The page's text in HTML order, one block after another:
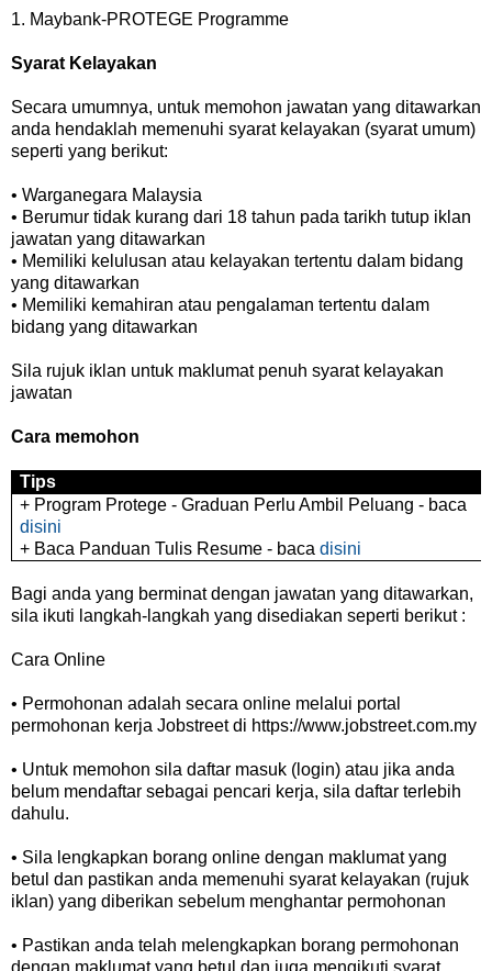
1. Maybank-PROTEGE Programme
Syarat Kelayakan
Secara umumnya, untuk memohon jawatan yang ditawarkan
anda hendaklah memenuhi syarat kelayakan (syarat umum)
seperti yang berikut:
• Warganegara Malaysia
• Berumur tidak kurang dari 18 tahun pada tarikh tutup iklan
jawatan yang ditawarkan
• Memiliki kelulusan atau kelayakan tertentu dalam bidang
yang ditawarkan
• Memiliki kemahiran atau pengalaman tertentu dalam
bidang yang ditawarkan
Sila rujuk iklan untuk maklumat penuh syarat kelayakan
jawatan
Cara memohon
Tips
+ Program Protege - Graduan Perlu Ambil Peluang - baca
disini
+ Baca Panduan Tulis Resume - bacadisini
Bagi anda yang berminat dengan jawatan yang ditawarkan,
sila ikuti langkah-langkah yang disediakan seperti berikut :
Cara Online
• Permohonan adalah secara online melalui portal
permohonan kerja Jobstreet di https://www.jobstreet.com.my
• Untuk memohon sila daftar masuk (login) atau jika anda
belum mendaftar sebagai pencari kerja, sila daftar terlebih
dahulu.
• Sila lengkapkan borang online dengan maklumat yang
betul dan pastikan anda memenuhi syarat kelayakan (rujuk
iklan) yang diberikan sebelum menghantar permohonan
• Pastikan anda telah melengkapkan borang permohonan
dengan maklumat yang betul dan juga mengikuti syarat